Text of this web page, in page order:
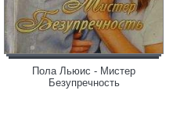
Пола Льюис - Мистер
Безупречность